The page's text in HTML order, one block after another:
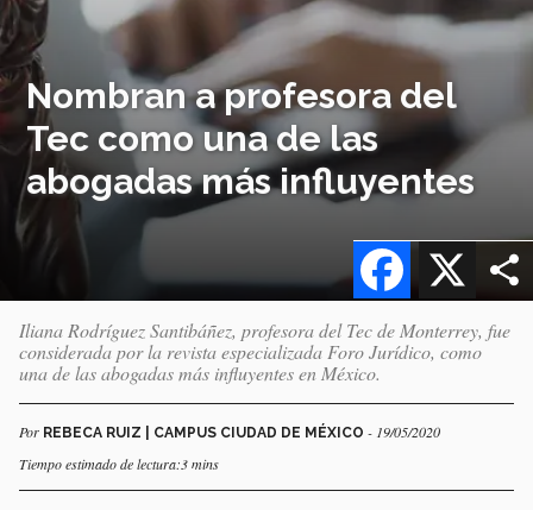
Nombran a profesora del
Tec como una de las
abogadas más influyentes
X
Facebook
Iliana Rodríguez Santibáñez, profesora del Tec de Monterrey, fue
considerada por la revista especializada Foro Jurídico, como
una de las abogadas más influyentes en México.
Por REBECA RUIZ | CAMPUS CIUDAD DE MÉXICO - 19/05/2020
Tiempo estimado de lectura:3 mins